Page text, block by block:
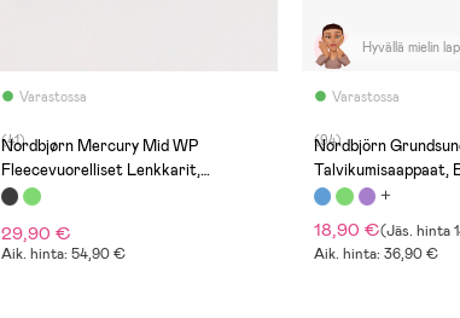
Varastossa
(41)
Nordbjørn Mercury Mid WP
Fleecevuorelliset Lenkkarit,
Black/White
29,90 €
Aik. hinta: 54,90 €
Varastossa
Hyvällä mielin
(94)
Nordbjörn
Talvikumisaappaat,
18,90 €(Jäs. hinta
Aik. hinta: 36,90 €